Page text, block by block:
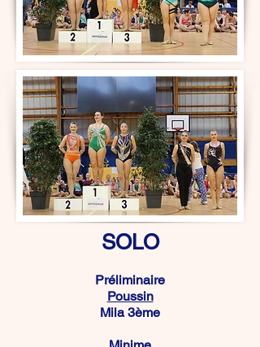
SOLO
Préliminaire
Poussin
Mila 3ème